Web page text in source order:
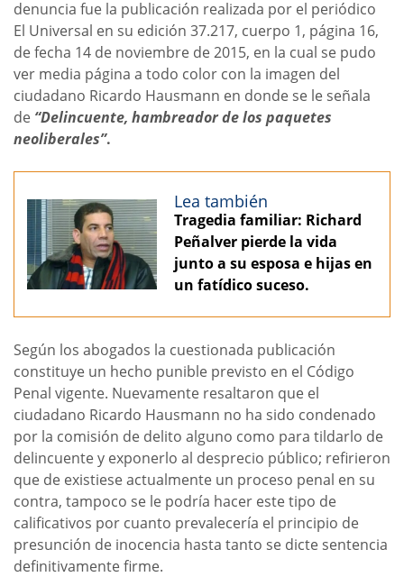
denuncia fue la publicación realizada por el periódico
El Universal en su edición 37.217, cuerpo 1, página 16,
de fecha 14 de noviembre de 2015, en la cual se pudo
ver media página a todo color con la imagen del
ciudadano Ricardo Hausmann en donde se le señala
de “Delincuente, hambreador de los paquetes
neoliberales”.
Lea también
Tragedia familiar: Richard
Peñalver pierde la vida
junto a su esposa e hijas en
un fatídico suceso.
Según los abogados la cuestionada publicación
constituye un hecho punible previsto en el Código
Penal vigente. Nuevamente resaltaron que el
ciudadano Ricardo Hausmann no ha sido condenado
por la comisión de delito alguno como para tildarlo de
delincuente y exponerlo al desprecio público; refirieron
que de existiese actualmente un proceso penal en su
contra, tampoco se le podría hacer este tipo de
calificativos por cuanto prevalecería el principio de
presunción de inocencia hasta tanto se dicte sentencia
definitivamente firme.